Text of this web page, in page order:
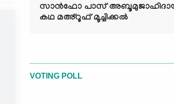
സാൻഫോ പാസ്
കഥ മഅ്റൂഫ് മൂച്ചിക്കല്‍
VOTING POLL